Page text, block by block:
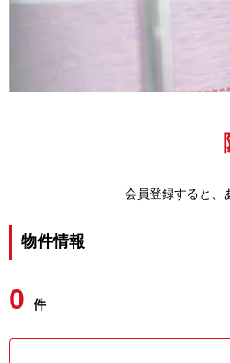
会員登録すると、
物件情報
0 件